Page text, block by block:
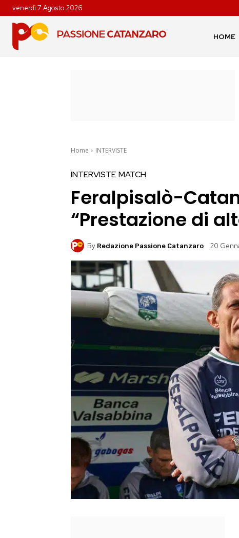
venerdì 7 Agosto 2026
HOME
Home INTERVISTE
INTERVISTE MATCH
Feralpisalò-
“Prestazione di
By Redazione Passione Catanzaro 20